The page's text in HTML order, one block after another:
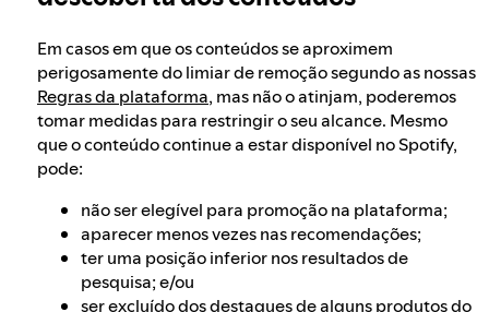
Em casos em que os conteúdos se aproximem
perigosamente do limiar de remoção segundo as nossas
Regras da plataforma, mas não o atinjam, poderemos
tomar medidas para restringir o seu alcance. Mesmo
que o conteúdo continue a estar disponível no Spotify,
pode:
não ser elegível para promoção na plataforma;
aparecer menos vezes nas recomendações;
ter uma posição inferior nos resultados de
pesquisa; e/ou
ser excluído dos destaques de alguns produtos do